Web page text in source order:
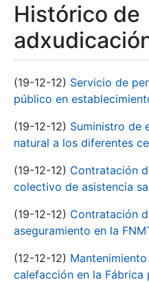
Histórico de
(19-12-12) Servicio de
público en
(19-12-12) Suministro de
natural a los diferentes
(19-12-12) Contratación
colectivo de asistencia
(19-12-12) Contratación
aseguramiento en la
(12-12-12)
calefacción en la Fábrica